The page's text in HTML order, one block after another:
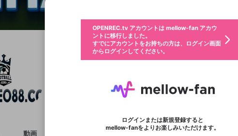
検索履歴をすべて削除しますか？
いいえ はい
Tỷ lệ kèo
動画 プレイリスト フォロー
ブロックリストに追加しますか？
キャンセル OK
この動画の公開は終了しました
OK
ファンレター
応援している配信者にファンレターを送ることができま
す。好きなデザインを選んでメッセージを書いたり、エ
ールアイテムでデコレーションして、配信者に届けま
※ファンレター機能は有料サービスです。
マイページに表示されている動画 (ライブ配信、配信予定、ア
ーカイブ、アップロード動画) をページのトップに1つ固定で
きます。動画タイトル横のメニューより設定することができ
す。
選択できるプレイリストがありません。プレイリストは動画の再
ポイントが不足しています
ご確認ください
利用規約とプライバシーポリシーが更新されました
サービスを利用するには変更後の内容をご確認いた
利用規約を確認しました。
新規登録
メールアドレスで新規登録
または
Google
@ ログイン
メールアドレスでログイン
または
Google
ログイン
OPENREC.tv アカウントは mellow-fan アカウ
ントに移行しました。
すでにアカウントをお持ちの方は、ログイン画面
からログインしてください。
ログインまたは新規登録すると
mellow-fanをよりお楽しみいただけます。
登録したメールアドレスを入力し、送信してください。
入力していただいたメールアドレス
に、パスワード再設定用URLを記載
確認ください
年 月
生年月は登録後に変更できません。
お住まいの地域
認証コードの入力
ール記載の6桁の認証コードを入力してください。
セッションの有効期限が切れたた
プレミアム会員に入会
不適切なユーザーとして報告します
か？
問題を選択してください
わいせつな表現
著作権の侵害
サブスクシェア
Discordアカウントをお持ちでない方
Discordアカウントを作成